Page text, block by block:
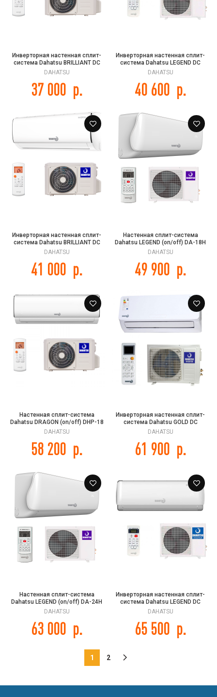
Инверторная настенная сплит-
система Dahatsu BRILLIANT DC
INVERTER DS-09i
DAHATSU
37 000 р.
Инверторная настенная сплит-
система Dahatsu LEGEND DC
INVERTER DA-12i
DAHATSU
40 600 р.
Инверторная настенная сплит-
система Dahatsu BRILLIANT DC
INVERTER DS-12i
DAHATSU
41 000 р.
Настенная сплит-система
Dahatsu LEGEND (on/off) DA-18H
DAHATSU
49 900 р.
Настенная сплит-система
Dahatsu DRAGON (on/off) DHP-18
DAHATSU
58 200 р.
Инверторная настенная сплит-
система Dahatsu GOLD DC
INVERTER DMI-24/DMHI-24
DAHATSU
61 900 р.
Настенная сплит-система
Dahatsu LEGEND (on/off) DA-24H
DAHATSU
63 000 р.
Инверторная настенная сплит-
система Dahatsu LEGEND DC
INVERTER DA-18i
DAHATSU
65 500 р.
1 2